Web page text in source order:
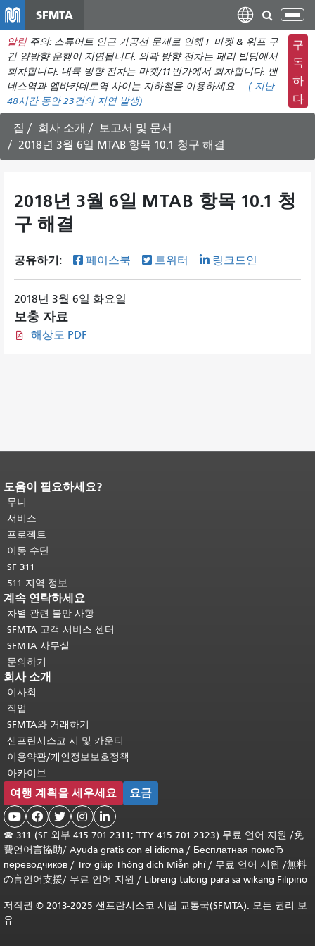
컨
텐
츠
로
건
너
뛰
기
SFMTA
탐
색
메
뉴
전
환
알림 주의: 스튜어트 인근 가공선 문제로 인해 F 마켓 & 워프 구
간 양방향 운행이 지연됩니다. 외곽 방향 전차는 페리 빌딩에서
회차합니다. 내륙 방향 전차는 마켓/11번가에서 회차합니다. 밴
네스역과 엠바카데로역 사이는 지하철을 이용하세요.
( 지난
48시간 동안23건의 지연 발생)
구
독
하
다
집 회사 소개
보고서 및 문서
2018년 3월 6일 MTAB 항목 10.1 청구 해결
2018년 3월 6일 MTAB 항목 10.1 청
구 해결
공유하기: 페이스북 트위터 링크드인
2018년 3월 6일 화요일
보충 자료
해상도 PDF
페이지 내용 끝입니다.이 페이지의 나
머지 내용은 모든 페이지에 반복됩니
다.메인 콘텐츠 상단으로 돌아가려면
여기를 클릭하십시오
도움이 필요하세요?
무니
서비스
프로젝트
이동 수단
SF 311
511 지역 정보
계속 연락하세요
차별 관련 불만 사항
SFMTA 고객 서비스 센터
SFMTA 사무실
문의하기
회사 소개
이사회
직업
SFMTA와 거래하기
샌프란시스코 시 및 카운티
이용약관/개인정보보호정책
아카이브
여행 계획을 세우세요 요금
    
☎ 311 (SF 외부 415.701.2311; TTY 415.701.2323) 무료 언어 지원 /免
費언어言協助/ Ayuda gratis con el idioma / Бесплатная помоЂ
переводчиков / Trợ giúp Thông dịch Miễn phí/ 무료 언어 지원 /無料
の言언어支援/ 무료 언어 지원 / Libreng tulong para sa wikang Filipino
저작권 © 2013-2025 샌프란시스코 시립 교통국(SFMTA). 모든 권리 보
유.